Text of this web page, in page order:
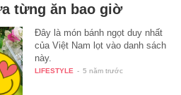
từng ăn bao giờ
Đây là món bánh ngọt duy nhất
của Việt Nam lọt vào danh sách
này.
LIFESTYLE - 5 năm trước